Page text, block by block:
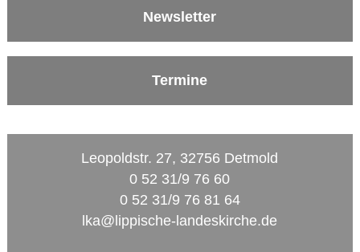
Newsletter
Termine
Leopoldstr. 27, 32756 Detmold
0 52 31/9 76 60
0 52 31/9 76 81 64
lka@lippische-landeskirche.de